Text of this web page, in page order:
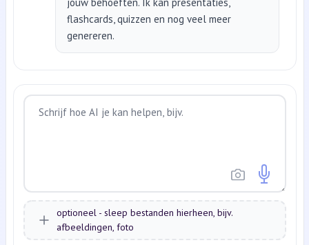
flashcards, quizzen en nog veel meer
genereren.
optioneel - sleep bestanden hierheen, bijv.
afbeeldingen, foto